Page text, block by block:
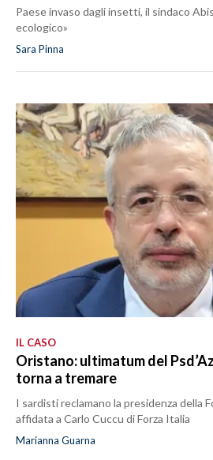
Paese invaso dagli insetti, il sindaco
ecologico»
Sara Pinna
IL CASO
Oristano: ultimatum del
torna a tremare
I sardisti reclamano la presidenza della
affidata a Carlo Cuccu di Forza Italia
Marianna Guarna